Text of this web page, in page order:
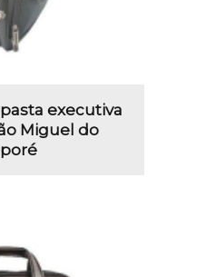
executiva
Miguel do